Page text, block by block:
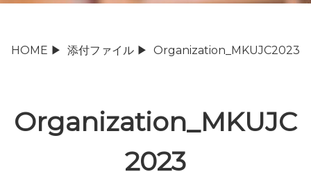
HOME ▶ 添付ファイル ▶ Organization_MKUJC2023
Organization_MKUJC
2023